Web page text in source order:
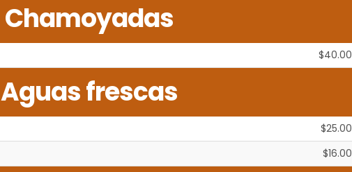
Chamoyadas
$40.00
Aguas frescas
$25.00
$16.00